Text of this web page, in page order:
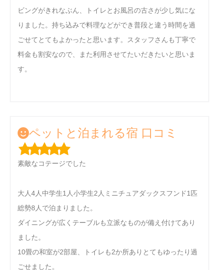
ビングがきれなぶん、トイレとお風呂の古さが少し気にな
りました。持ち込みで料理などができ普段と違う時間を過
ごせてとてもよかったと思います。スタッフさんも丁寧で
料金も割安なので、また利用させてたいだきたいと思いま
す。
ペットと泊まれる宿 口コミ
素敵なコテージでした
大人4人中学生1人小学生2人ミニチュアダックスフンド1匹
総勢8人で泊まりました。
ダイニングが広くテーブルも立派なものが備え付けてあり
ました。
10畳の和室が2部屋、トイレも2か所ありとてもゆったり過
ごせました。